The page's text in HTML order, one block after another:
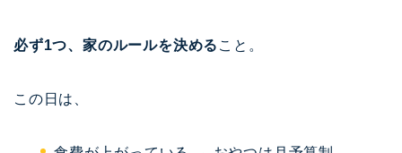
必ず1つ、家のルールを決める こと。
この日は、